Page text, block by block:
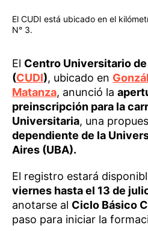
El CUDI está ubicado en el
N° 3.
El Centro Universitario
(CUDI), ubicado en
Matanza, anunció la
preinscripción para la
Universitaria, una
dependiente de la
Aires (UBA).
El registro estará
viernes hasta el 13 de
anotarse al Ciclo Básico
paso para iniciar la